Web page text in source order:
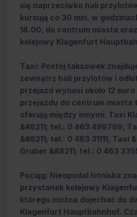
się naprzeciwko hali
kursują co 30 min. w
18.00, do centrum miasta
kolejowy Klagenfurt
Taxi: Postój taksówek
zewnątrz hali przylotów i
przejazd wynosi około 12
przejazdu do centrum miasta
oferują między innymi: Taxi
&#8211; tel.: 0 463 499799,
&#8211; tel.: 0 463 31111, Taxi
Gruber &#8211; tel.: 0 463
Pociąg: Nieopodal lotniska
przystanek kolejowy
którego można dojechać do
Klagenfurt Hauptbahnhof.